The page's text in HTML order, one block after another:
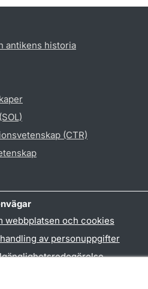
antikens historia
(CTR)
webbplatsen och cookies
av personuppgifter